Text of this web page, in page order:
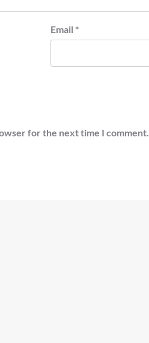
Email *
for the next time I comment.